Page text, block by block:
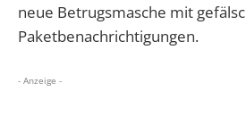
neue Betrugsmasche mit
Paketbenachrichtigungen.
- Anzeige -